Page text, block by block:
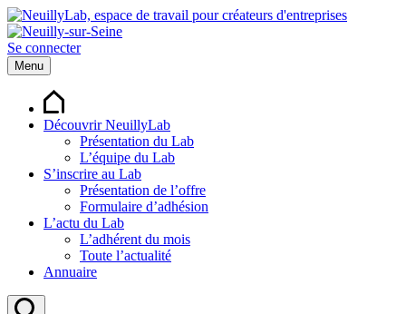
Se connecter
Menu
Découvrir NeuillyLab
Présentation du Lab
L’équipe du Lab
S’inscrire au Lab
Présentation de l’offre
Formulaire d’adhésion
L’actu du Lab
L’adhérent du mois
Toute l’actualité
Annuaire